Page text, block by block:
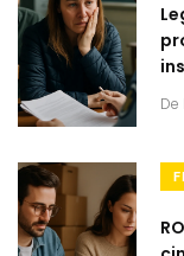
De